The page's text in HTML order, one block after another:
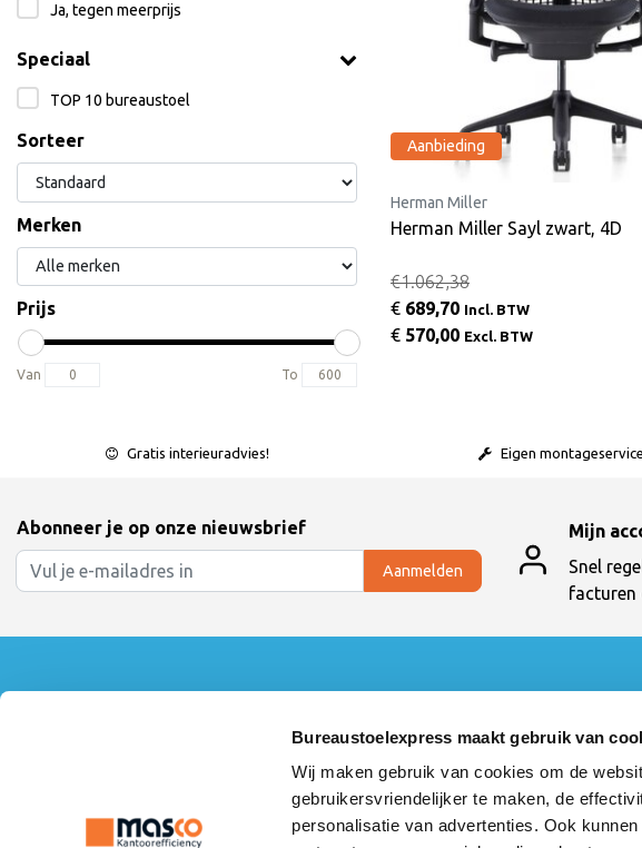
Bureaustoelexpress maakt gebruik van
Wij maken gebruik van cookies om de
gebruikersvriendelijker te maken, de
personalisatie van advertenties. Ook
Ja, tegen meerprijs
Speciaal
TOP 10 bureaustoel
Sorteer
Merken
Prijs
Van To
Aanbieding
Herman Miller
Herman Miller Sayl zwart, 4D
€1.062,38
€ 689,70 Incl. BTW
€ 570,00 Excl. BTW
Gratis interieuradvies! Eigen montageservice
Abonneer je op onze nieuwsbrief
Aanmelden
Mijn
Snel
facturen
Linkpartners
Inloggen
Mijn verlanglijst
Vergelijk producten